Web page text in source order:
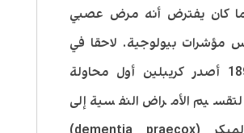
كان يفترض أنه مرض عصبي
مؤشرات بيولوجية. لاحقا في
العام 1899 أصدر كريبلين أول محاولة
الأمراض النفسية إلى